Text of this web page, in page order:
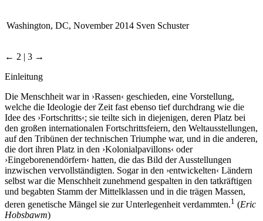
Washington, DC, November 2014 Sven Schuster
← 2 | 3 →
Einleitung
Die Menschheit war in ›Rassen‹ geschieden, eine Vorstellung,
welche die Ideologie der Zeit fast ebenso tief durchdrang wie die
Idee des ›Fortschritts‹; sie teilte sich in diejenigen, deren Platz bei
den großen internationalen Fortschrittsfeiern, den Weltausstellungen,
auf den Tribünen der technischen Triumphe war, und in die anderen,
die dort ihren Platz in den ›Kolonialpavillons‹ oder
›Eingeborenendörfern‹ hatten, die das Bild der Ausstellungen
inzwischen vervollständigten. Sogar in den ›entwickelten‹ Ländern
selbst war die Menschheit zunehmend gespalten in den tatkräftigen
und begabten Stamm der Mittelklassen und in die trägen Massen,
deren genetische Mängel sie zur Unterlegenheit verdammten.1 (Eric
Hobsbawm)